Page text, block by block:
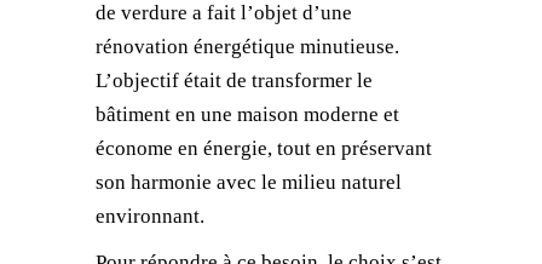
de verdure a fait l’objet d’une
rénovation énergétique minutieuse.
L’objectif était de transformer le
bâtiment en une maison moderne et
économe en énergie, tout en préservant
son harmonie avec le milieu naturel
environnant.